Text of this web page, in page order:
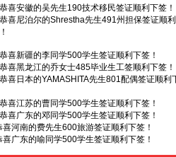
喜新疆的李同学500学生签证顺利下签！
喜黑龙江的乔女士485毕业生工签顺利下签！
喜日本的YAMASHITA先生801配偶签证顺利下
喜江苏的曹同学500学生签证顺利下签！
喜广东的邓同学500学生签证顺利下签！
喜河南的费先生600旅游签证顺利下签！
喜黑龙江的刘女士600旅游签证顺利下签，三年
返！
喜北京的王先生和孩子600旅游签证顺利下签，
次往返！